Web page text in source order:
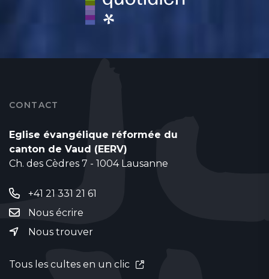
CONTACT
Eglise évangélique réformée du
canton de Vaud (EERV)
Ch. des Cèdres 7 - 1004 Lausanne
+41 21 331 21 61
Nous écrire
Nous trouver
Tous les cultes en un clic